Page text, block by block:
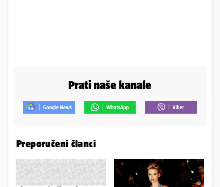
Prati naše kanale
Preporučeni članci